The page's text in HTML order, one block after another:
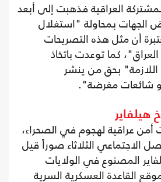
العراقية فذهبت إلى أبعد
بمحاولة "استغلال
أن مثل هذه التصريحات
كما توعدت باتخاذ
اللازمة" بحق من ينشر
شائعات مغرضة".
هيلفاير
أمن عراقية لهجوم في الصحراء،
الاجتماعي الثلاثاء صوراً قيل
المصنوع في الولايات
القاعدة العسكرية السرية